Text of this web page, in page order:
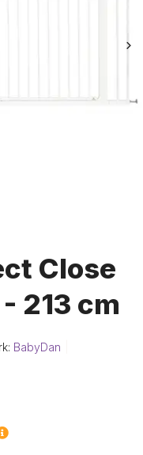
Close
213 cm
BabyDan